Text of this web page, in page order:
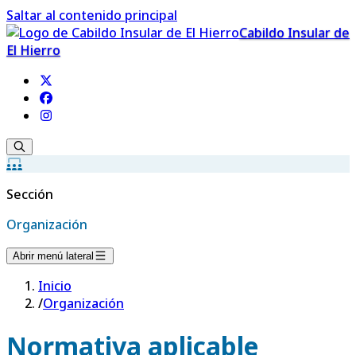
Saltar al contenido principal
Cabildo Insular de
El Hierro
Sección
Organización
Abrir menú lateral
Inicio
/Organización
Normativa aplicable